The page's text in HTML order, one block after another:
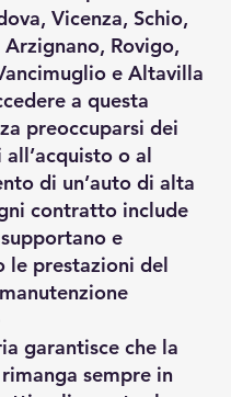
Vicenza, Schio,
Arzignano, Rovigo,
e Altavilla
a questa
preoccuparsi dei
o al
di un’auto di alta
contratto include
e
le prestazioni del
garantisce che la
sempre in